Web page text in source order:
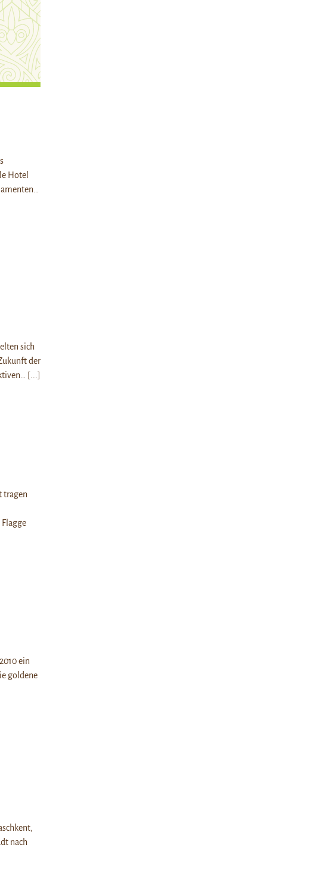
Hotel
sich
der
[...]
tragen
ein
goldene
nach